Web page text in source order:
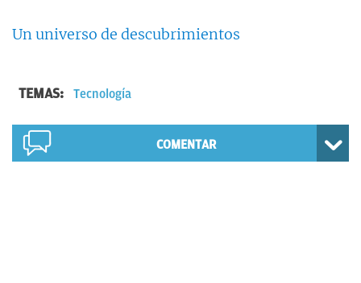
Un universo de descubrimientos
TEMAS: Tecnología
COMENTAR